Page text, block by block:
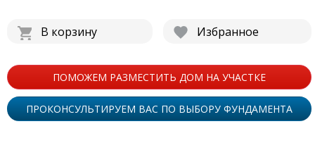
В корзину Избранное
ПОМОЖЕМ РАЗМЕСТИТЬ ДОМ НА УЧАСТКЕ
ПРОКОНСУЛЬТИРУЕМ ВАС ПО ВЫБОРУ ФУНДАМЕНТА